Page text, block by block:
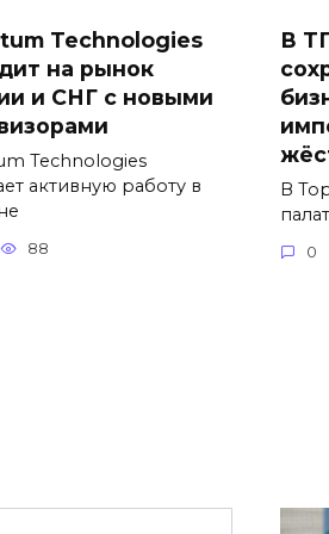
Technologies
на рынок
и СНГ с новыми
Technologies
активную работу в
88
В
В
0